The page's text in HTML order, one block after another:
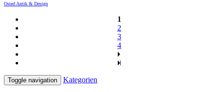
Osted Antik & Design
1
2
3
4
Toggle navigation Kategorien